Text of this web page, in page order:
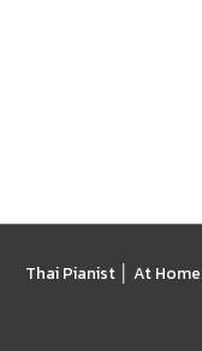
Thai Pianist │ At Home